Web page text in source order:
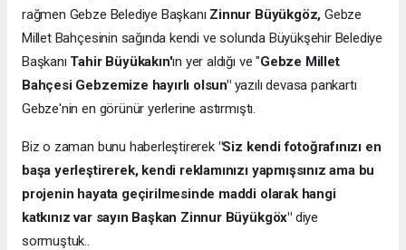
rağmen Gebze Belediye Başkanı Zinnur Büyükgöz, Gebze
Millet Bahçesinin sağında kendi ve solunda Büyükşehir Belediye
Başkanı Tahir Büyükakın'ın yer aldığı ve "Gebze Millet
Bahçesi Gebzemize hayırlı olsun"yazılı devasa pankartı
Gebze'nin en görünür yerlerine astırmıştı.
Biz o zaman bunu haberleştirerek "Siz kendi fotoğrafınızı en
başa yerleştirerek, kendi reklamınızı yapmışsınız ama bu
projenin hayata geçirilmesinde maddi olarak hangi
katkınız var sayın Başkan Zinnur Büyükgöx" diye
sormuştuk..